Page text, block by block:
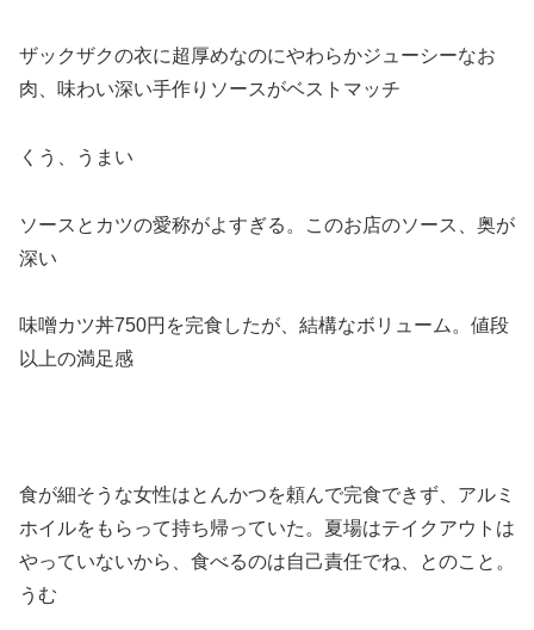
ザックザクの衣に超厚めなのにやわらかジューシーなお
肉、味わい深い手作りソースがベストマッチ
くう、うまい
ソースとカツの愛称がよすぎる。このお店のソース、奥が
深い
味噌カツ丼750円を完食したが、結構なボリューム。値段
以上の満足感
食が細そうな女性はとんかつを頼んで完食できず、アルミ
ホイルをもらって持ち帰っていた。夏場はテイクアウトは
やっていないから、食べるのは自己責任でね、とのこと。
うむ